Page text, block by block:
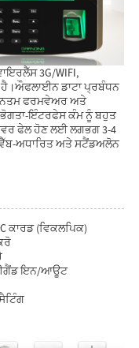
3G/WIFI,
ਹੈ।ਔਫਲਾਈਨ ਡਾਟਾ ਪ੍ਰਬੰਧਨ
ਫਰਮਵੇਅਰ ਅਤੇ
ਇੰਟਰਫੇਸ ਕੰਮ ਨੂੰ ਬਹੁਤ
ਫੇਲ ਹੋਣ ਲਈ ਲਗਭਗ 3-4
ਅਧਾਰਿਤ ਅਤੇ ਸਟੈਂਡਅਲੋਨ
ਕਾਰਡ (ਵਿਕਲਪਿਕ)
ਇਨ/ਆਊਟ